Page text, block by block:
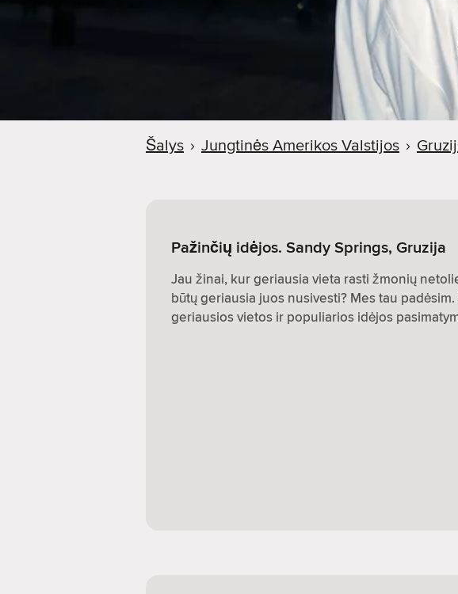
Šalys › Jungtinės Amerikos Valstijos ›
Pažinčių idėjos. Sandy Springs, Gruzija
Jau žinai, kur geriausia vieta rasti žmonių
būtų geriausia juos nusivesti? Mes tau padėsim.
geriausios vietos ir populiarios idėjos